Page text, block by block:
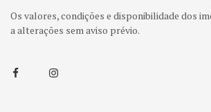
Os valores, condições e disponibilidade dos
a alterações sem aviso prévio.
FacebookInstagram